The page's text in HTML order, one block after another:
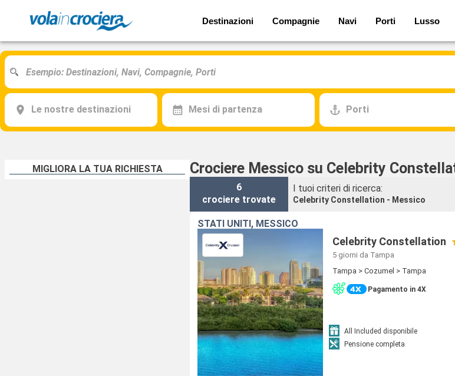
Destinazioni Compagnie Navi Porti Lusso
Le nostre destinazioni Mesi di partenza Porti
MIGLIORA LA TUA RICHIESTA Crociere Messico su Celebrity
6
crociere trovate
I tuoi criteri di ricerca:
Celebrity Constellation - Messico
STATI UNITI, MESSICO
Celebrity Constellation
5 giorni da Tampa
Tampa > Cozumel > Tampa
Pagamento in 4X
All Included disponibile
Pensione completa